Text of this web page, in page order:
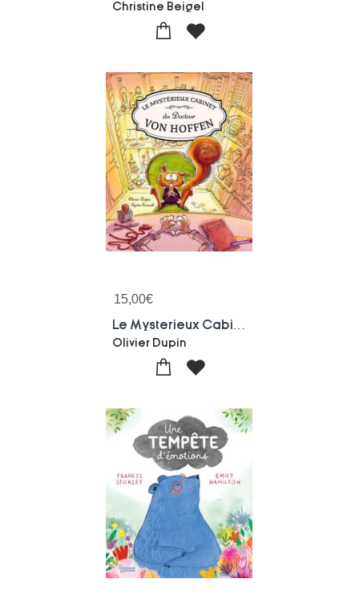
Christine Beigel
15,00€
Olivier Dupin